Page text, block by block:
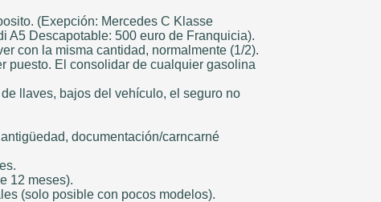
(Exepción: Mercedes C Klasse
A5 Descapotable: 500 euro de Franquicia).
con la misma cantidad, normalmente (1/2).
puesto. El consolidar de cualquier gasolina
llaves, bajos del vehículo, el seguro no
documentación/carncarné
12 meses).
(solo posible con pocos modelos).